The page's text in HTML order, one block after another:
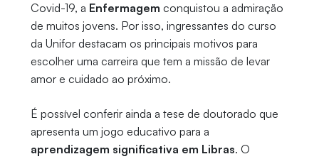
Covid-19, a Enfermagem conquistou a admiração
de muitos jovens. Por isso, ingressantes do curso
da Unifor destacam os principais motivos para
escolher uma carreira que tem a missão de levar
amor e cuidado ao próximo.
É possível conferir ainda a tese de doutorado que
apresenta um jogo educativo para a
aprendizagem significativa em Libras. O